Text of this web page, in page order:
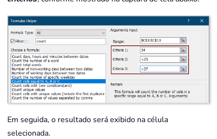
Em seguida, o resultado será exibido na célula
selecionada.